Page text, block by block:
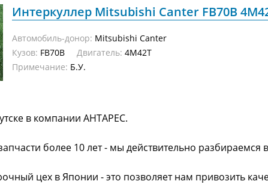
Интеркуллер Mitsubishi Canter FB70B
Автомобиль-донор: Mitsubishi Canter
Кузов: FB70B Двигатель: 4M42T
Примечание: Б.У.
в компании АНТАРЕС.
более 10 лет - мы действительно разбираемся
цех в Японии - это позволяет нам привозить